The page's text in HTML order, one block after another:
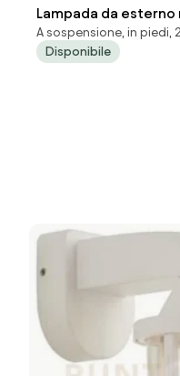
Lampada da
cm IP65 - Nura
A sospensione, in piedi,
Disponibile